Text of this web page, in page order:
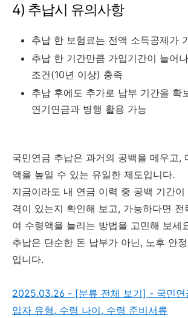
4) 추납시 유의사항
추납 한 보험료는 전액 소득공제가
추납 한 기간만큼 가입기간이 늘어
조건(10년 이상) 충족
추납 후에도 추가로 납부 기간을 확
연기연금과 병행 활용 가능
국민연금 추납은 과거의 공백을 메우고,
액을 높일 수 있는 유일한 제도입니다.
지금이라도 내 연금 이력 중 공백 기간
격이 있는지 확인해 보고, 가능하다면 전
여 수령액을 늘리는 방법을 고민해 보세
추납은 단순한 돈 납부가 아닌, 노후 안
입니다.
2025.03.26 - [분류 전체 보기] - 국민연
입자 유형, 수령 나이, 수령 준비서류